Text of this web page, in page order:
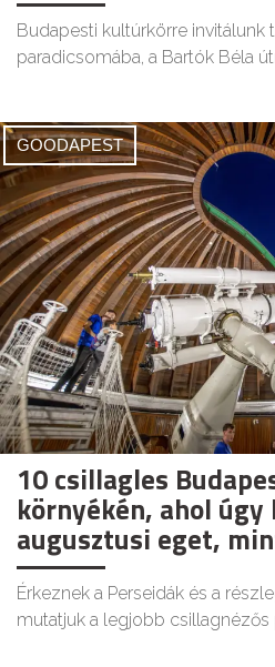
Budapesti kultúrkörre invitálunk
paradicsomába, a Bartók Béla
GOODAPEST
10 csillagles
környékén, ahol
augusztusi eget,
Érkeznek a Perseidák és a
mutatjuk a legjobb csillagnézős